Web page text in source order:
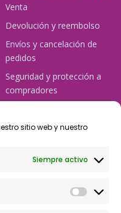
sitio web y nuestro
Siempre activo
Venta
Devolución y reembolso
Envíos y cancelación de
pedidos
Seguridad y protección a
compradores
Política de cookies